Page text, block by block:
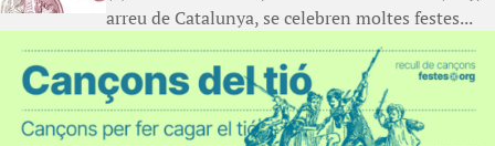
arreu de Catalunya, se celebren moltes festes...